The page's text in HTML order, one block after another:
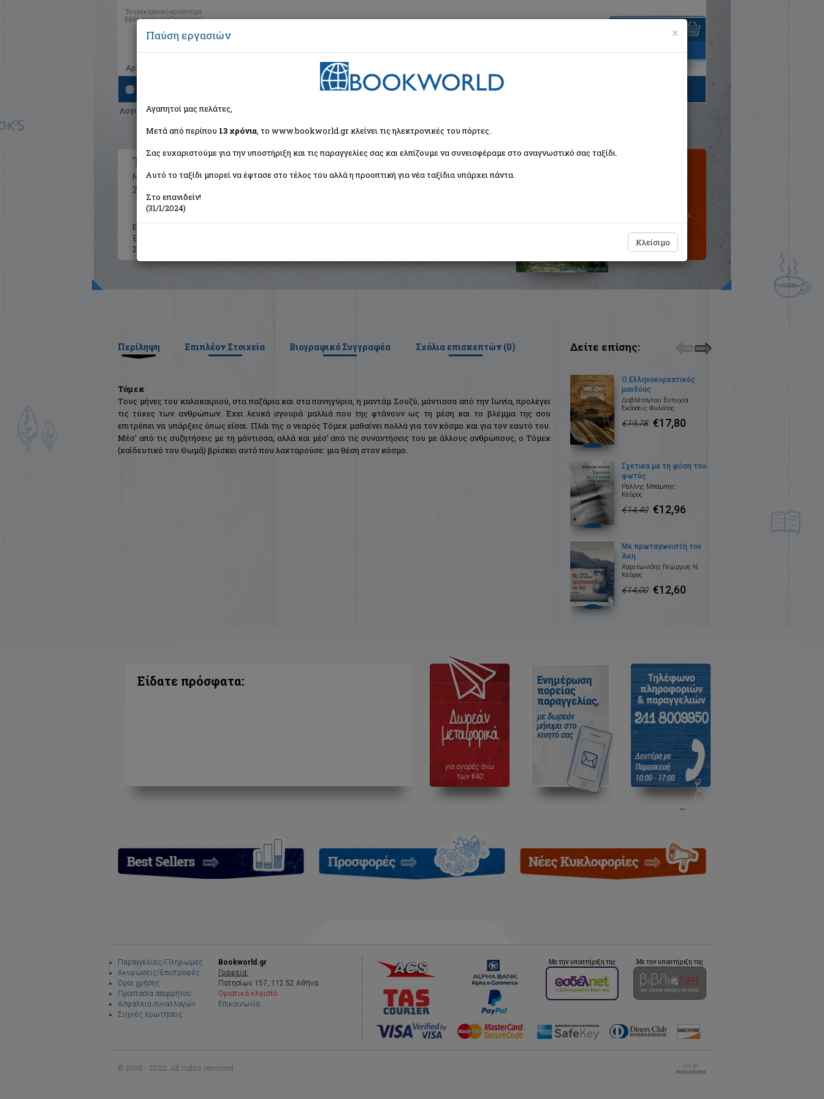
Το ηλεκτρονικό κατάστημα
βιβλίων που αναζητούσατε!
Αρχική
είναι άδειο
Λογοτεχνία>Ελληνική Λογοτεχνία
Τόμεκ
Νουβέλα
Ζαρόκωστα Κατερίνα
Εκδότης:
Έτος:
Σελίδες:
Δεν υπάρχει δυνατότητα
παραγγελίας
Περίληψη Επιπλέον Στοιχεία Βιογραφικό Συγγραφέα Σχόλια επισκεπτών (0)
Τόμεκ
Tους μήνες του καλοκαιριού, στα παζάρια και στα πανηγύρια, η μαντάμ Σουζύ, μάντισσα από την Iωνία, προλέγει
τις τύχες των ανθρώπων. Έχει λευκά σγουρά μαλλιά που της φτάνουν ως τη μέση και το βλέμμα της σου
επιτρέπει να υπάρξεις όπως είσαι. Πλάι της ο νεαρός Tόμεκ μαθαίνει πολλά για τον κόσμο και για τον εαυτό του.
Mέσ' από τις συζητήσεις με τη μάντισσα, αλλά και μέσ' από τις συναντήσεις του με άλλους ανθρώπους, ο Tόμεκ
(χαϊδευτικό του Θωμά) βρίσκει αυτό που λαχταρούσε: μια θέση στον κόσμο.
Δείτε επίσης:
Ο Ελληνοκορεατικός
μανδύας
Δοβλέτογλου Ευτυχία
Εκδόσεις Φυλάτος
€19,78 €17,80
Σχετικά με τη φύση του
φωτός
Ράλλης Μπάμπης
Κέδρος
€14,40 €12,96
Με πρωταγωνιστή τον
Άκη
Χαριτωνίδης Γεώργιος Ν.
Κέδρος
€14,00 €12,60
Είδατε πρόσφατα:
Παραγγελίες/Πληρωμές
Ακυρώσεις/Επιστροφές
Όροι χρήσης
Προστασία απορρήτου
Ασφάλεια συναλλαγών
Συχνές ερωτήσεις
Bookworld.gr
Γραφεία:
Πατησίων 157, 112 52 Αθήνα
Οριστικά κλειστό
Επικοινωνία
Με την υποστήριξη της Με την υποστήριξη της
© 2009 - 2022. All rights reserved
×
Παύση εργασιών
Αγαπητοί μας πελάτες,
Μετά από περίπου 13 χρόνια, το www.bookworld.gr κλείνει τις ηλεκτρονικές του πόρτες.
Σας ευχαριστούμε για την υποστήριξη και τις παραγγελίες σας και ελπίζουμε να συνεισφέραμε στο αναγνωστικό σας ταξίδι.
Αυτό το ταξίδι μπορεί να έφτασε στο τέλος του αλλά η προοπτική για νέα ταξίδια υπάρχει πάντα.
Στο επανιδείν!
(31/1/2024)
Κλείσιμο